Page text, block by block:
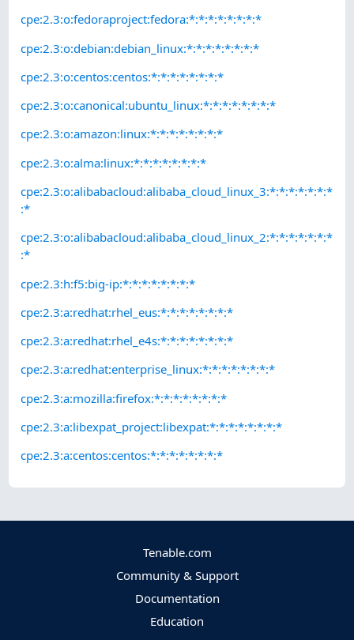
cpe:2.3:o:fedoraproject:fedora:*:*:*:*:*:*:*:*
cpe:2.3:o:debian:debian_linux:*:*:*:*:*:*:*:*
cpe:2.3:o:centos:centos:*:*:*:*:*:*:*:*
cpe:2.3:o:canonical:ubuntu_linux:*:*:*:*:*:*:*:*
cpe:2.3:o:amazon:linux:*:*:*:*:*:*:*:*
cpe:2.3:o:alma:linux:*:*:*:*:*:*:*:*
cpe:2.3:o:alibabacloud:alibaba_cloud_linux_3:*:*:*:*:*:*:*
:*
cpe:2.3:o:alibabacloud:alibaba_cloud_linux_2:*:*:*:*:*:*:*
:*
cpe:2.3:h:f5:big-ip:*:*:*:*:*:*:*:*
cpe:2.3:a:redhat:rhel_eus:*:*:*:*:*:*:*:*
cpe:2.3:a:redhat:rhel_e4s:*:*:*:*:*:*:*:*
cpe:2.3:a:redhat:enterprise_linux:*:*:*:*:*:*:*:*
cpe:2.3:a:mozilla:firefox:*:*:*:*:*:*:*:*
cpe:2.3:a:libexpat_project:libexpat:*:*:*:*:*:*:*:*
cpe:2.3:a:centos:centos:*:*:*:*:*:*:*:*
Tenable.com
Community & Support
Documentation
Education